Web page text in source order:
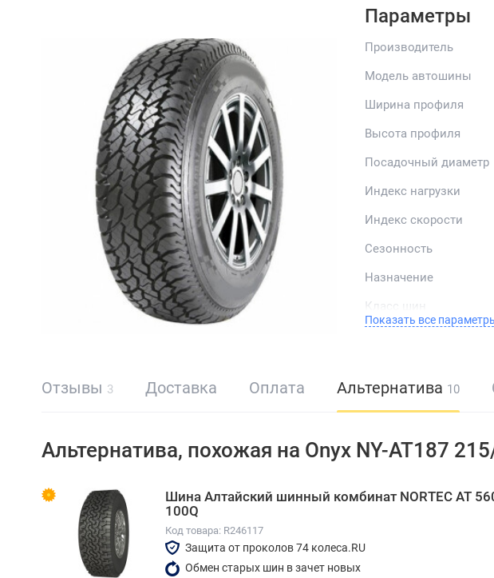
Параметры
Производитель
Модель автошины
Ширина профиля
Высота профиля
Посадочный диаметр
Индекс нагрузки
Индекс скорости
Сезонность
Назначение
Класс шин
Страна бренда
Год производства
Показать все
Отзывы 3 Доставка Оплата Альтернатива 10
Альтернатива, похожая на Onyx NY-AT187
Шина Алтайский шинный комбинат NORTEC AT
100Q
Код товара: R246117
Защита от проколов 74 колеса.RU
Обмен старых шин в зачет новых